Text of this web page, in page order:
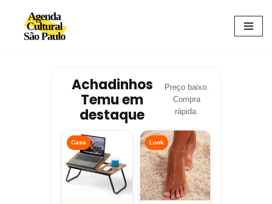
Avançar
Achadinhos
Temu em
destaque
Preço baixo.
Compra
rápida.
Casa Look